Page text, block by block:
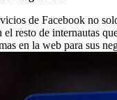
de Facebook no
resto de internautas
en la web para sus